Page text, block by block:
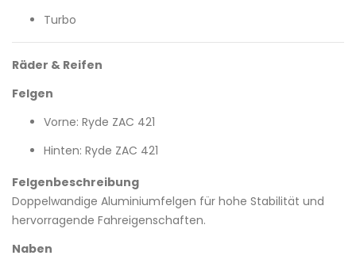
Turbo
Räder & Reifen
Felgen
Vorne: Ryde ZAC 421
Hinten: Ryde ZAC 421
Felgenbeschreibung
Doppelwandige Aluminiumfelgen für hohe Stabilität und
hervorragende Fahreigenschaften.
Naben